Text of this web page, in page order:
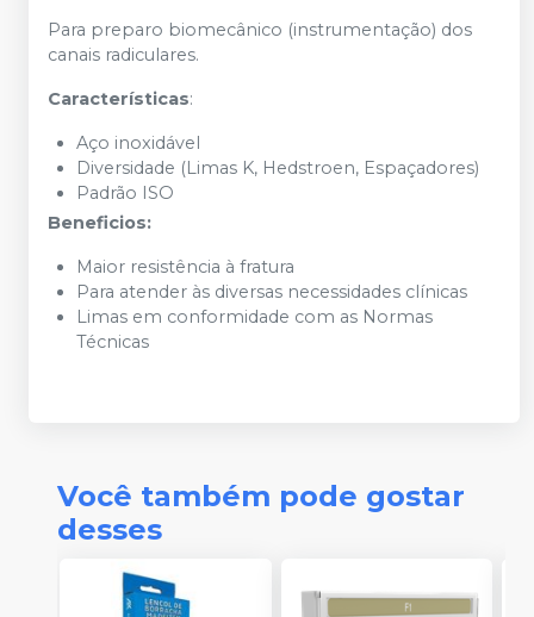
Para preparo biomecânico (instrumentação) dos
canais radiculares.
Características:
Aço inoxidável
Diversidade (Limas K, Hedstroen, Espaçadores)
Padrão ISO
Beneficios:
Maior resistência à fratura
Para atender às diversas necessidades clínicas
Limas em conformidade com as Normas
Técnicas
Você também pode gostar
desses